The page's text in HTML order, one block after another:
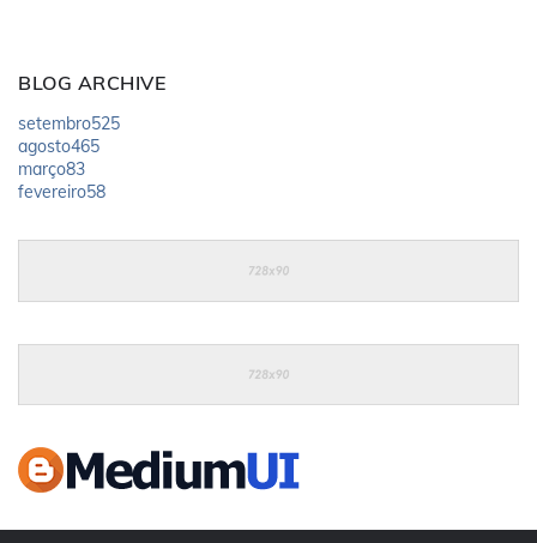
BLOG ARCHIVE
setembro525
agosto465
março83
fevereiro58